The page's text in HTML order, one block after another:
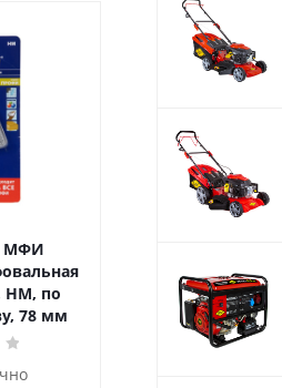
МФИ
HM, по
78 мм
ПРАКТИКА
дельта,
отверстий 93 мм,
шт.